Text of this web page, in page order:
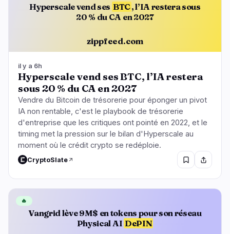
Hyperscale vend ses BTC, l’IA restera sous
20 % du CA en 2027
zippfeed.com
il y a 6h
Hyperscale vend ses BTC, l’IA restera
sous 20 % du CA en 2027
Vendre du Bitcoin de trésorerie pour éponger un pivot
IA non rentable, c'est le playbook de trésorerie
d'entreprise que les critiques ont pointé en 2022, et le
timing met la pression sur le bilan d'Hyperscale au
moment où le crédit crypto se redéploie.
CryptoSlate
Vangrid lève 9M$ en tokens pour son réseau
Physical AI DePIN
🔥